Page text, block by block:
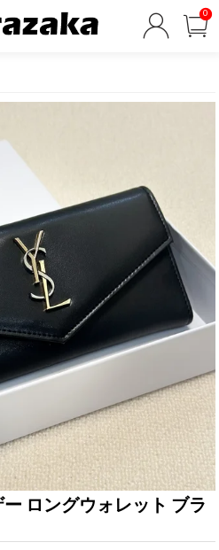
0
ロングウォレット ブラ